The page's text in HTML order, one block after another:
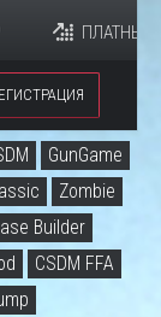
ПЛАТНЫЕ
GunGame
Zombie
Builder
CSDM FFA